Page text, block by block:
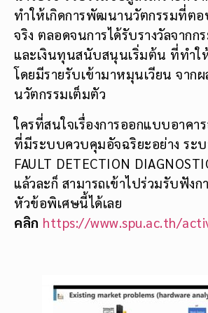
ทำให้เกิดการพัฒนานวัตกรรมที่ต
จริง ตลอดจนการได้รับรางวัลจากก
และเงินทุนสนับสนุนเริ่มต้น ที่ทำใ
โดยมีรายรับเข้ามาหมุนเวียน จาก
นวัตกรรมเต็มตัว
ใครที่สนใจเรื่องการออกแบบอาคา
ที่มีระบบควบคุมอัจฉริยะอย่าง ระบ
FAULT DETECTION
แล้วละก็ สามารถเข้าไปร่วมรับฟังก
หัวข้อพิเศษนี้ได้เลย
คลิก https://www.spu.ac.th/